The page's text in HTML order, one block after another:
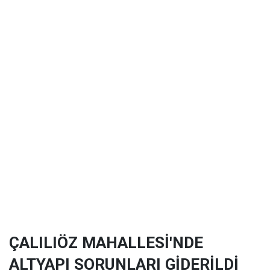
ÇALILIÖZ MAHALLESİ'NDE
ALTYAPI SORUNLARI GİDERİLDİ